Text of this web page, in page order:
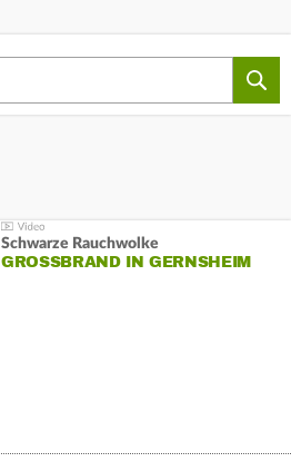
Schwarze Rauchwolke
GROSSBRAND IN GERNSHEIM